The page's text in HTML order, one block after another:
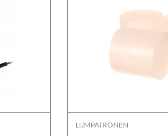
LIJMPATRONEN